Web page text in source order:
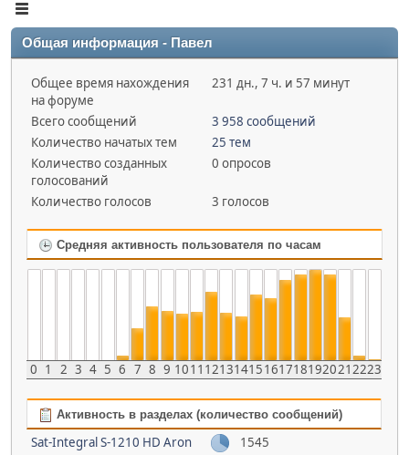
Общая информация - Павел
Общее время нахождения
на форуме
231 дн., 7 ч. и 57 минут
Всего сообщений
3 958 сообщений
Количество начатых тем
25 тем
Количество созданных
голосований
0 опросов
Количество голосов 3 голосов
Средняя активность пользователя по часам
0 1 2 3 4 5 6 7 8 9 1011 121314151617181920212223
Активность в разделах (количество сообщений)
Sat-Integral S-1210 HD Aron
1545